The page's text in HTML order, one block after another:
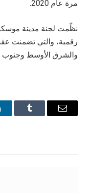
مرة عام 2020.
نظّمت لجنة مدينة
رقمية، والتي تضمنت عقد 2600 اجتماع
والشرق الأوسط
Tumblr Email